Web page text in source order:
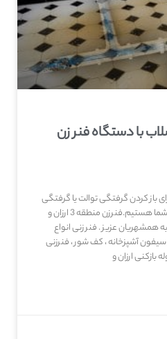
منطقه 3 فاضلاب با دستگاه فنر زن
دنبال فنر زنی منطقه 3 برای باز کردن گرفتگی توالت یا گرفتگی
لوله فاضلاب هستید در خدمت شما هستیم.فنرزن منطقه 3 ارزان و
همشهریان عزیز . فنر زنی انواع
آشپزخانه ، کف شور ، فنرزنی
بازکنی ارزان و